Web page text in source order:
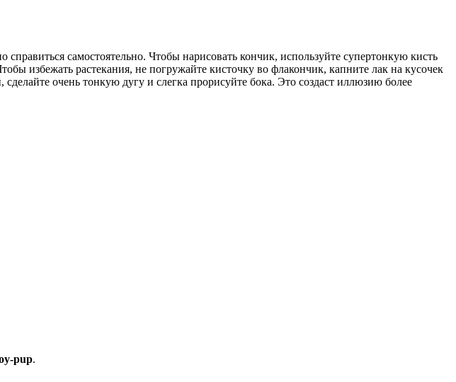
самостоятельно. Чтобы нарисовать кончик, используйте супертонкую кисть
избежать растекания, не погружайте кисточку во флакончик, капните лак на кусочек
очень тонкую дугу и слегка прорисуйте бока. Это создаст иллюзию более
pup.